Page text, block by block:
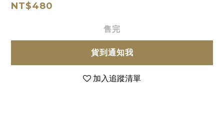
NT$480
售完
貨到通知我
加入追蹤清單